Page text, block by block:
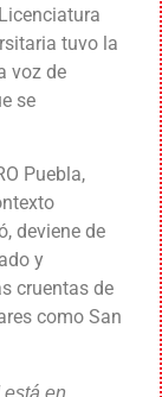
tuvo la
voz de
se
Puebla,
deviene de
y
cruentas de
como San